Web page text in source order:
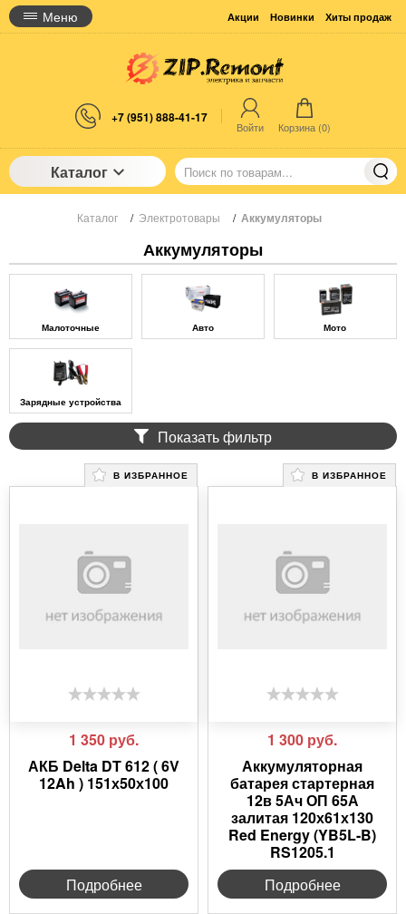
Меню Акции Новинки Хиты продаж
+7 (951) 888-41-17
Войти Корзина (0)
Каталог
Каталог / Электротовары / Аккумуляторы
Аккумуляторы
Малоточные Авто Мото
Зарядные устройства
Показать фильтр
В ИЗБРАННОЕ
1 350 руб.
АКБ Delta DT 612 ( 6V
12Ah ) 151х50х100
Подробнее
В ИЗБРАННОЕ
1 300 руб.
Аккумуляторная
батарея стартерная
12в 5Ач ОП 65А
залитая 120х61х130
Red Energy (YB5L-B)
RS1205.1
Подробнее